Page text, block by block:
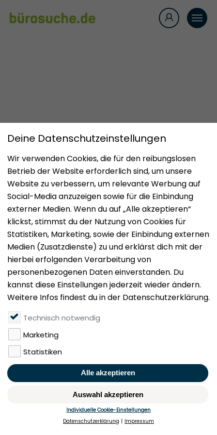
Impressum
Datenschutz
Nutzungsbedingungen
Mieten
Vermieten
Über uns
Presse
Geldwäschegesetz
Rufen Sie uns gerne an:
+49 (0)40 349 14 194